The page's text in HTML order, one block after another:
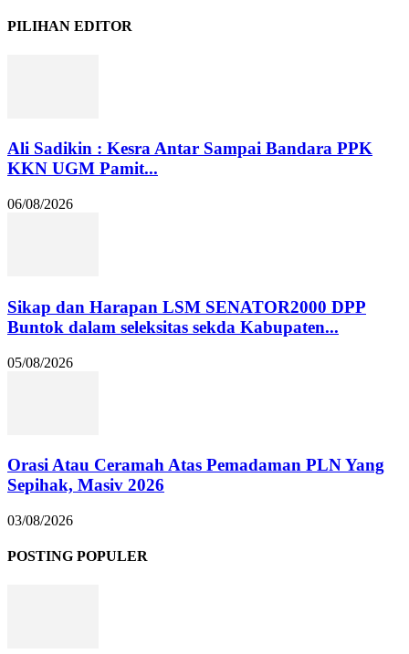
PILIHAN EDITOR
Ali Sadikin : Kesra Antar Sampai Bandara PPK
KKN UGM Pamit...
06/08/2026
Sikap dan Harapan LSM SENATOR2000 DPP
Buntok dalam seleksitas sekda Kabupaten...
05/08/2026
Orasi Atau Ceramah Atas Pemadaman PLN Yang
Sepihak, Masiv 2026
03/08/2026
POSTING POPULER